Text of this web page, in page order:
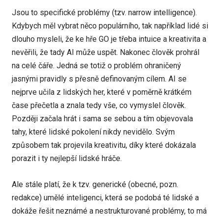
Jsou to specifické problémy (tzv. narrow intelligence).
Kdybych měl vybrat něco populárního, tak například lidé si
dlouho mysleli, že ke hře GO je třeba intuice a kreativita a
nevěřili, že tady AI může uspět. Nakonec člověk prohrál
na celé čáře. Jedná se totiž o problém ohraničený
jasnými pravidly s přesně definovaným cílem. AI se
nejprve učila z lidských her, které v poměrně krátkém
čase přečetla a znala tedy vše, co vymyslel člověk.
Později začala hrát i sama se sebou a tím objevovala
tahy, které lidské pokolení nikdy nevidělo. Svým
způsobem tak projevila kreativitu, díky které dokázala
porazit i ty nejlepší lidské hráče.
Ale stále platí, že k tzv. generické (obecné, pozn.
redakce) umělé inteligenci, která se podobá té lidské a
dokáže řešit neznámé a nestrukturované problémy, to má